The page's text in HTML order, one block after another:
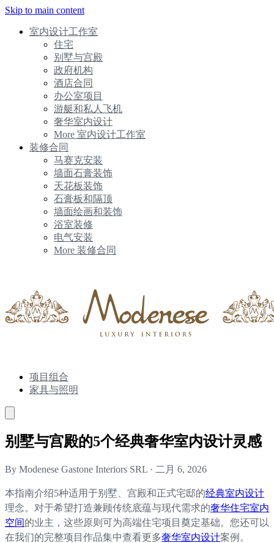
Skip to main content
室内设计工作室
住宅
别墅与宫殿
政府机构
酒店合同
办公室项目
游艇和私人飞机
奢华室内设计
More 室内设计工作室
装修合同
马赛克安装
墙面石膏装饰
天花板装饰
石膏板和隔顶
墙面绘画和装饰
浴室装修
电气安装
More 装修合同
项目组合
家具与照明
别墅与宫殿的5个经典奢华室内设计灵感
By Modenese Gastone Interiors SRL · 二月 6, 2026
本指南介绍5种适用于别墅、宫殿和正式宅邸的经典室内设计
理念。对于希望打造兼顾传统底蕴与现代需求的奢华住宅室内
空间的业主，这些原则可为高端住宅项目奠定基础。您还可以
在我们的完整项目作品集中查看更多奢华室内设计案例。